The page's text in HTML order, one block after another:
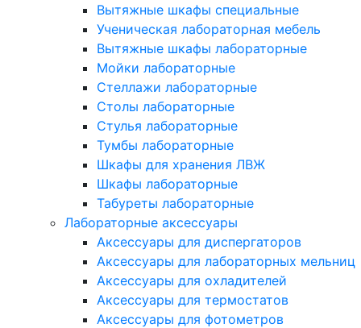
Вытяжные шкафы специальные
Ученическая лабораторная мебель
Вытяжные шкафы лабораторные
Мойки лабораторные
Стеллажи лабораторные
Столы лабораторные
Стулья лабораторные
Тумбы лабораторные
Шкафы для хранения ЛВЖ
Шкафы лабораторные
Табуреты лабораторные
Лабораторные аксессуары
Аксессуары для диспергаторов
Аксессуары для лабораторных мельниц
Аксессуары для охладителей
Аксессуары для термостатов
Аксессуары для фотометров